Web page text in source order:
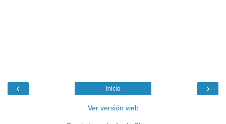
‹ ›
Inicio
Ver versión web